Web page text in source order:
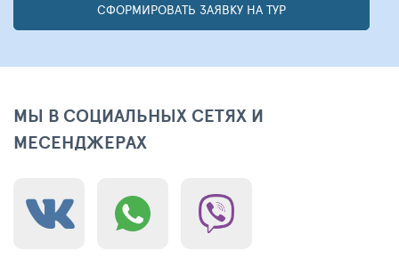
СФОРМИРОВАТЬ ЗАЯВКУ НА ТУР
МЫ В СОЦИАЛЬНЫХ СЕТЯХ И
МЕСЕНДЖЕРАХ